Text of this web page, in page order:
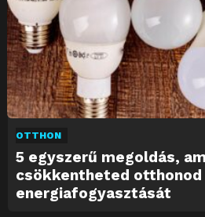
OTTHON
5 egyszerű megoldás,
csökkentheted otthonod
energiafogyasztását